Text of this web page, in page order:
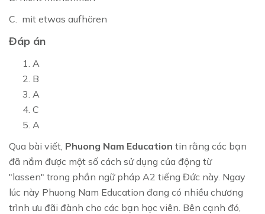
C. mit etwas aufhören
Đáp án
A
B
A
C
A
Qua bài viết, Phuong Nam Education tin rằng các bạn
đã nắm được một số cách sử dụng của động từ
"lassen" trong phần ngữ pháp A2 tiếng Đức này. Ngay
lúc này Phuong Nam Education đang có nhiều chương
trình ưu đãi đành cho các bạn học viên. Bên cạnh đó,